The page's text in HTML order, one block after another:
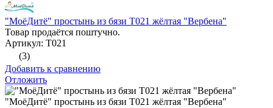
"МоёДитё" простынь из бязи Т021 жёлтая "Вербена"
Товар продаётся поштучно.
Артикул: Т021
(3)
Добавить к сравнению
Отложить
"МоёДитё" простынь из бязи Т021 жёлтая "Вербена"